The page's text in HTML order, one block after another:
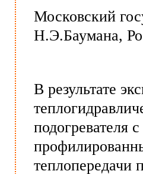
Московский
Н.Э.Баумана,
В результате
подогревателя
теплопередачи